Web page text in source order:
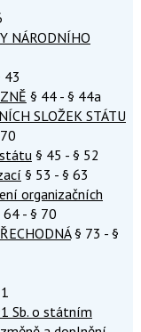
NÁRODNÍHO
43
§ 44 - § 44a
SLOŽEK STÁTU
§ 45 - § 52
§ 53 - § 63
organizačních
64 - § 70
§ 73 - §
Sb. o státním